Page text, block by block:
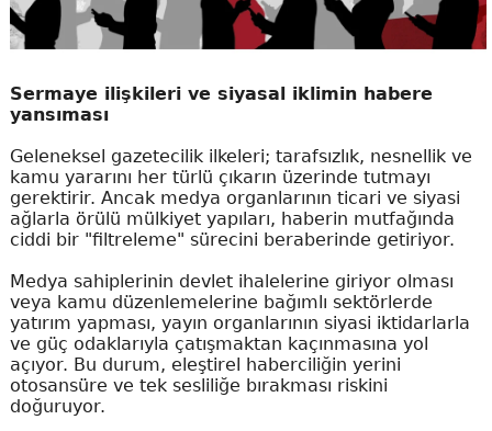
Sermaye ilişkileri ve siyasal iklimin habere
yansıması
Geleneksel gazetecilik ilkeleri; tarafsızlık, nesnellik ve
kamu yararını her türlü çıkarın üzerinde tutmayı
gerektirir. Ancak medya organlarının ticari ve siyasi
ağlarla örülü mülkiyet yapıları, haberin mutfağında
ciddi bir "filtreleme" sürecini beraberinde getiriyor.
Medya sahiplerinin devlet ihalelerine giriyor olması
veya kamu düzenlemelerine bağımlı sektörlerde
yatırım yapması, yayın organlarının siyasi iktidarlarla
ve güç odaklarıyla çatışmaktan kaçınmasına yol
açıyor. Bu durum, eleştirel haberciliğin yerini
otosansüre ve tek sesliliğe bırakması riskini
doğuruyor.